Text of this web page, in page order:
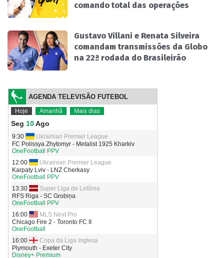
comando total das operações
Gustavo Villani e Renata Silveira
comandam transmissões da Globo
na 22ª rodada do Brasileirão